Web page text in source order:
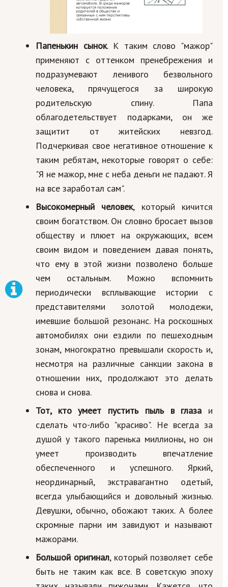
Папенькин сынок. К таким слово "мажор"
применяют с оттенком пренебрежения и
подразумевают ленивого безвольного
человека, прячущегося за широкую
родительскую спину. Папа
облагодетельствует подарками, он же
защитит от житейских невзгод.
Подчеркивая свое негативное отношение к
таким ребятам, некоторые говорят о себе:
"Я не мажор, мне с неба деньги не падают. Я
на все заработал сам".
Высокомерный человек, который кичится
своим богатством. Он словно бросает вызов
обществу и плюет на окружающих, всем
своим видом и поведением давая понять,
что ему в этой жизни позволено больше
чем остальным. Можно вспомнить
периодически всплывающие истории с
представителями золотой молодежи,
имевшие большой резонанс. На роскошных
автомобилях они ездили по пешеходным
зонам, многократно превышали скорость и,
несмотря на различные санкции закона в
отношении них, продолжают это делать
снова и снова.
Тот, кто умеет пустить пыль в глаза и
сделать что-либо "красиво". Не всегда за
душой у такого паренька миллионы, но он
умеет производить впечатление
обеспеченного и успешного. Яркий,
неординарный, экстравагантно одетый,
всегда улыбающийся и довольный жизнью.
Девушки, обычно, обожают таких. А более
скромные парни им завидуют и называют
мажорами.
Большой оригинал, который позволяет себе
быть не таким как все. В советскую эпоху